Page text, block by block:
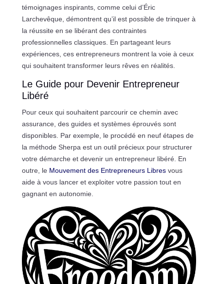
témoignages inspirants, comme celui d’Éric
Larchevêque, démontrent qu’il est possible de trinquer à
la réussite en se libérant des contraintes
professionnelles classiques. En partageant leurs
expériences, ces entrepreneurs montrent la voie à ceux
qui souhaitent transformer leurs rêves en réalités.
Le Guide pour Devenir Entrepreneur
Libéré
Pour ceux qui souhaitent parcourir ce chemin avec
assurance, des guides et systèmes éprouvés sont
disponibles. Par exemple, le procédé en neuf étapes de
la méthode Sherpa est un outil précieux pour structurer
votre démarche et devenir un entrepreneur libéré. En
outre, le Mouvement des Entrepreneurs Libresvous
aide à vous lancer et exploiter votre passion tout en
gagnant en autonomie.